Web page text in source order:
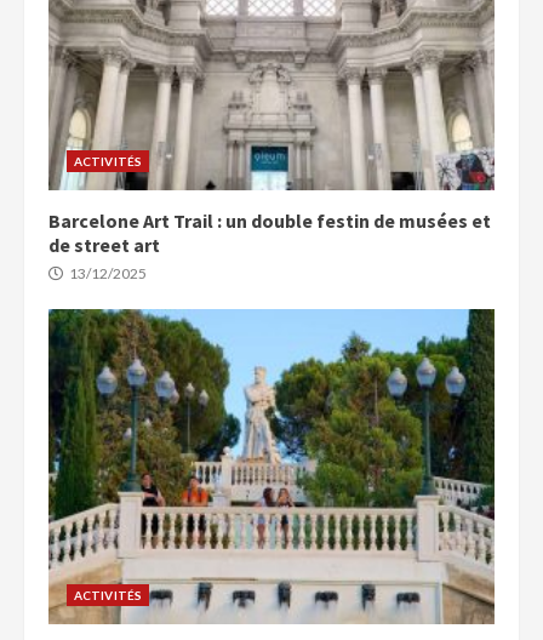
ACTIVITÉS
Barcelone Art Trail : un double festin de musées et
de street art
13/12/2025
ACTIVITÉS